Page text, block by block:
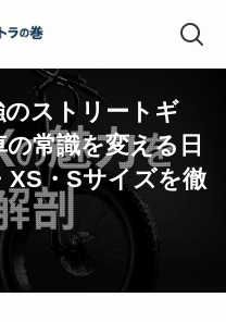
のストリートギ
常識を変える日
XS・Sサイズを徹